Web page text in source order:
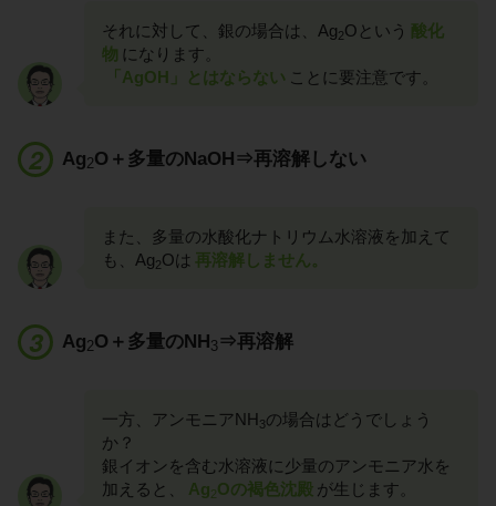
それに対して、銀の場合は、Ag2Oという 酸化
物 になります。
「AgOH」とはならない ことに要注意です。
Ag2O＋多量のNaOH⇒再溶解しない
また、多量の水酸化ナトリウム水溶液を加えて
も、Ag2Oは 再溶解しません。
Ag2O＋多量のNH 3⇒再溶解
一方、アンモニアNH3の場合はどうでしょう
か？
銀イオンを含む水溶液に少量のアンモニア水を
加えると、
Ag2Oの褐色沈殿 が生じます。